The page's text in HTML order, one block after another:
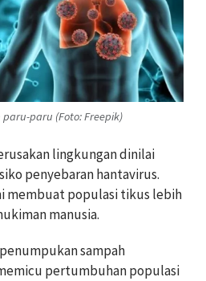
paru (Foto: Freepik)
lingkungan dinilai
penyebaran hantavirus.
membuat populasi tikus lebih
manusia.
sampah
pertumbuhan populasi